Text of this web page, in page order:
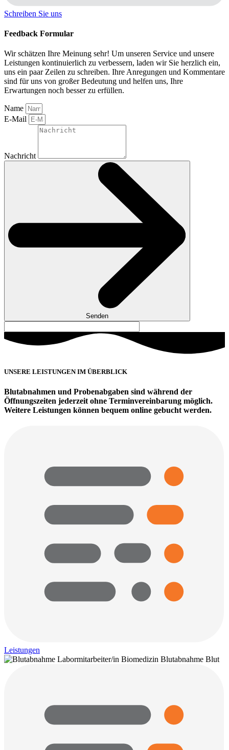
Schreiben Sie uns
Feedback Formular
Wir schätzen Ihre Meinung sehr! Um unseren Service und unsere
Leistungen kontinuierlich zu verbessern, laden wir Sie herzlich ein,
uns ein paar Zeilen zu schreiben. Ihre Anregungen und Kommentare
sind für uns von großer Bedeutung und helfen uns, Ihre
Erwartungen noch besser zu erfüllen.
Name
E-Mail
Nachricht
Senden
UNSERE LEISTUNGEN IM ÜBERBLICK
Blutabnahmen und Probenabgaben sind während der
Öffnungszeiten jederzeit ohne Terminvereinbarung möglich.
Weitere Leistungen können bequem online gebucht werden.
Leistungen